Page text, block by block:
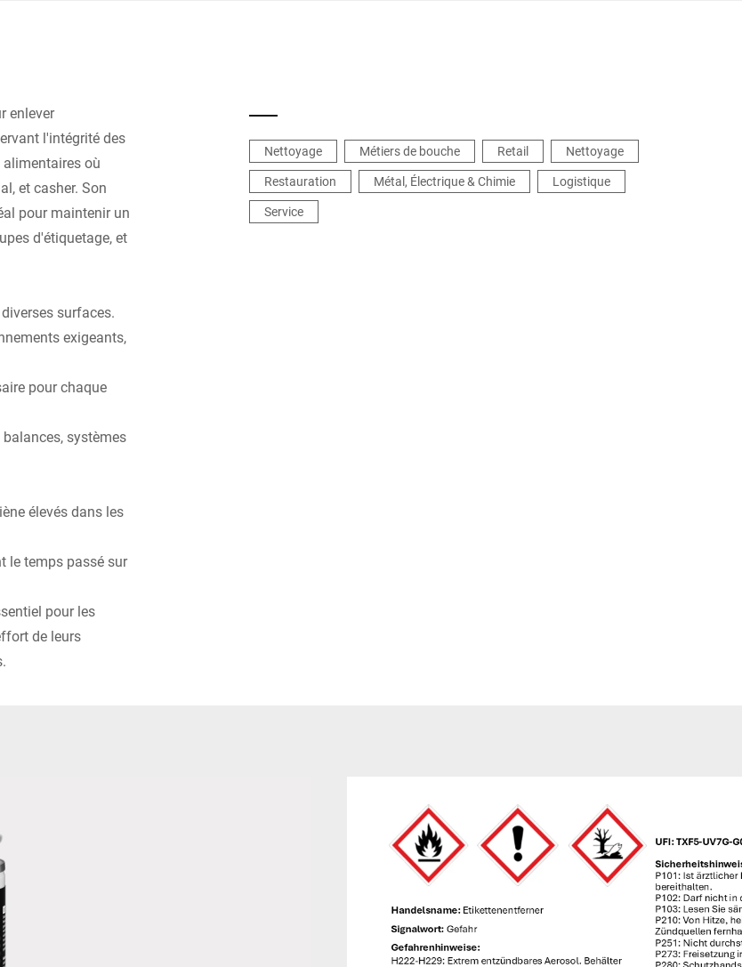
enlever
l'intégrité des
où
et casher. Son
pour maintenir un
d'étiquetage, et
surfaces.
exigeants,
pour chaque
systèmes
élevés dans les
le temps passé sur
pour les
de leurs
Nettoyage Métiers de bouche Retail
Nettoyage
Restauration
Métal, Électrique & Chimie
Logistique
Service